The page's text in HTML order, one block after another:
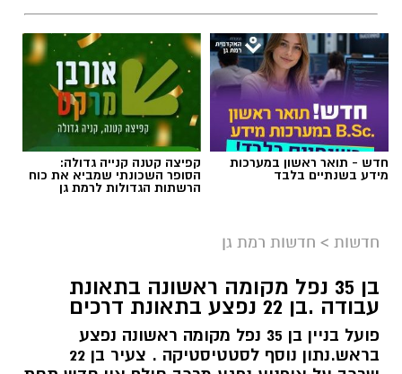
חדש - תואר ראשון במערכות
מידע בשנתיים בלבד
קפיצה קטנה קנייה גדולה:
הסופר השכונתי שמביא את כוח
הרשתות הגדולות לרמת גן
חדשות > חדשות רמת גן
בן 35 נפל מקומה ראשונה בתאונת
עבודה .בן 22 נפצע בתאונת דרכים
פועל בניין בן 35 נפל מקומה ראשונה נפצע
בראש.נתון נוסף לסטטיסטיקה . צעיר בן 22